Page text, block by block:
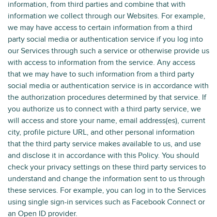
information, from third parties and combine that with
information we collect through our Websites. For example,
we may have access to certain information from a third
party social media or authentication service if you log into
our Services through such a service or otherwise provide us
with access to information from the service. Any access
that we may have to such information from a third party
social media or authentication service is in accordance with
the authorization procedures determined by that service. If
you authorize us to connect with a third party service, we
will access and store your name, email address(es), current
city, profile picture URL, and other personal information
that the third party service makes available to us, and use
and disclose it in accordance with this Policy. You should
check your privacy settings on these third party services to
understand and change the information sent to us through
these services. For example, you can log in to the Services
using single sign-in services such as Facebook Connect or
an Open ID provider.